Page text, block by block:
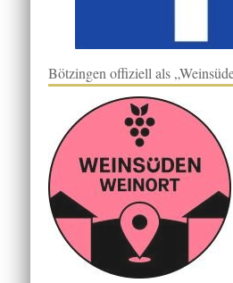
Bötzingen offiziell als